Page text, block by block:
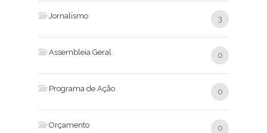
Jornalismo 3
Assembleia Geral 0
Programa de Ação 0
Orçamento 0